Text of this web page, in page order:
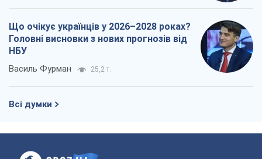
Що очікує українців у 2026–2028 роках?
Головні висновки з нових прогнозів від
НБУ
Василь Фурман 25,2 т.
Всі думки